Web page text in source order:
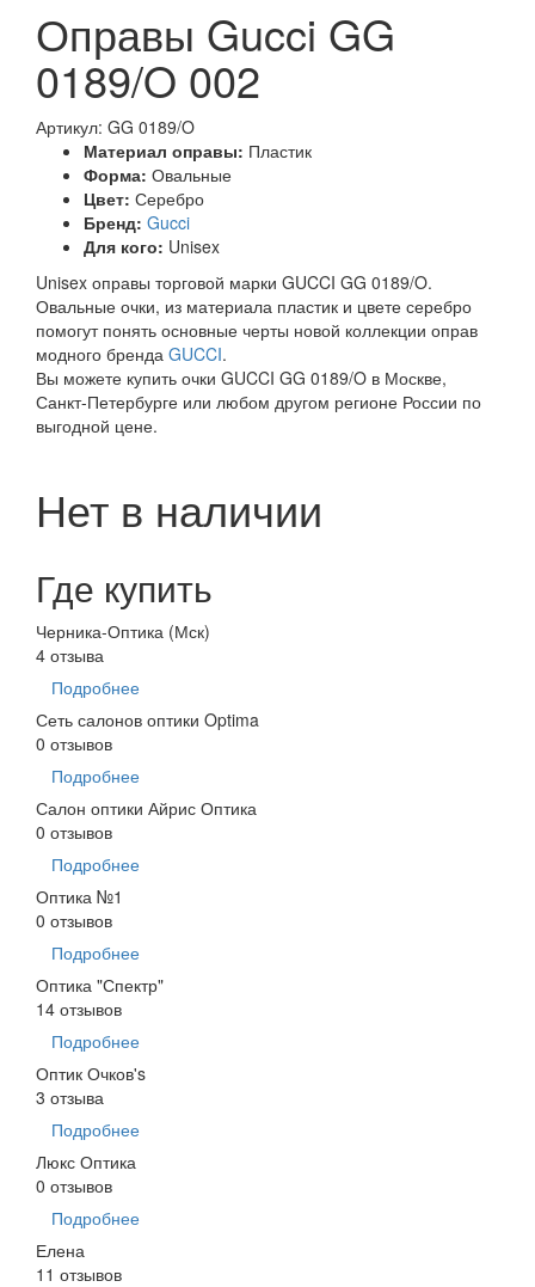
Оправы Gucci GG
0189/O 002
Артикул: GG 0189/O
Материал оправы: Пластик
Форма: Овальные
Цвет: Серебро
Бренд: Gucci
Для кого: Unisex
Unisex оправы торговой марки GUCCI GG 0189/O.
Овальные очки, из материала пластик и цвете серебро
помогут понять основные черты новой коллекции оправ
модного бренда GUCCI.
Вы можете купить очки GUCCI GG 0189/O в Москве,
Санкт-Петербурге или любом другом регионе России по
выгодной цене.
Нет в наличии
Где купить
Черника-Оптика (Мск)
4 отзыва
Подробнее
Сеть салонов оптики Optima
0 отзывов
Подробнее
Салон оптики Айрис Оптика
0 отзывов
Подробнее
Оптика №1
0 отзывов
Подробнее
Оптика "Спектр"
14 отзывов
Подробнее
Оптик Очков's
3 отзыва
Подробнее
Люкс Оптика
0 отзывов
Подробнее
Елена
11 отзывов